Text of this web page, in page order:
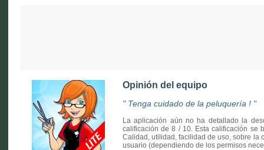
Opinión del equipo
" Tenga cuidado de la peluquería ! "
La aplicación aún no ha detallado la
calificación de 8 / 10. Esta calificación se
Calidad, utilidad, facilidad de uso, sobre la
usuario (dependiendo de los permisos